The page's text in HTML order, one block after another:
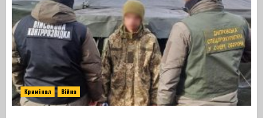
Кримінал Війна